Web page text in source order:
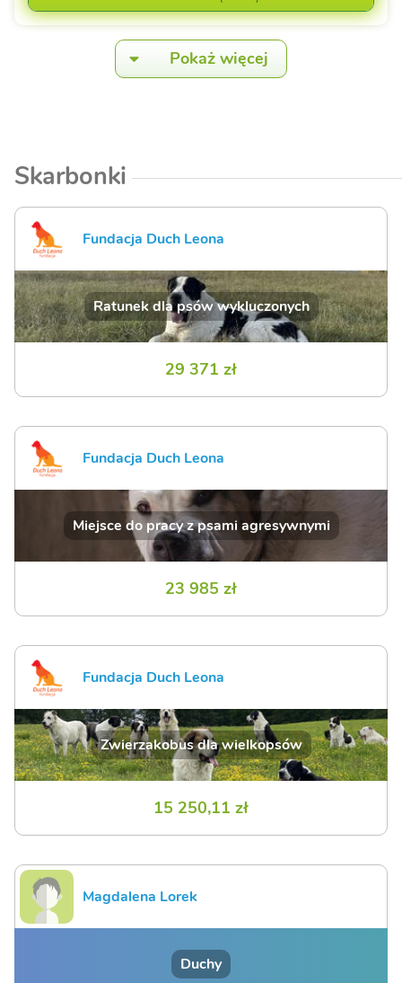
Pokaż więcej
Skarbonki
Fundacja Duch Leona
Ratunek dla psów wykluczonych
29 371 zł
Fundacja Duch Leona
Miejsce do pracy z psami agresywnymi
23 985 zł
Fundacja Duch Leona
Zwierzakobus dla wielkopsów
15 250,11 zł
Magdalena Lorek
Duchy